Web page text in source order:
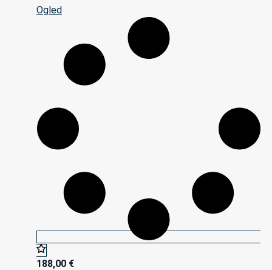
Ogled
188,00 €